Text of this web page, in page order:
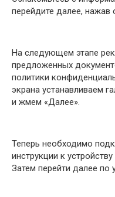
перейдите далее, нажав
На следующем этапе
предложенных
политики
экрана устанавливаем
и жмем «Далее».
Теперь необходимо
инструкции к
Затем перейти далее по